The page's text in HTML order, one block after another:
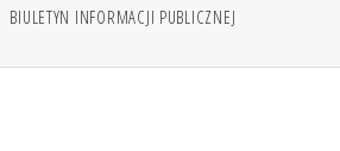
BIULETYN INFORMACJI PUBLICZNEJ